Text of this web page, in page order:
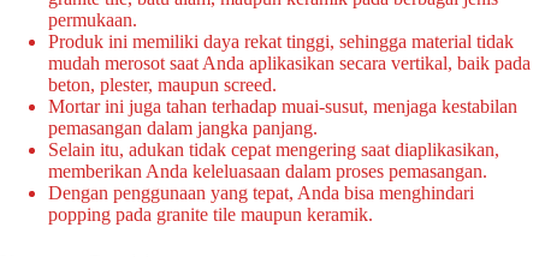
permukaan.
Produk ini memiliki daya rekat tinggi, sehingga material tidak
mudah merosot saat Anda aplikasikan secara vertikal, baik pada
beton, plester, maupun screed.
Mortar ini juga tahan terhadap muai-susut, menjaga kestabilan
pemasangan dalam jangka panjang.
Selain itu, adukan tidak cepat mengering saat diaplikasikan,
memberikan Anda keleluasaan dalam proses pemasangan.
Dengan penggunaan yang tepat, Anda bisa menghindari
popping pada granite tile maupun keramik.